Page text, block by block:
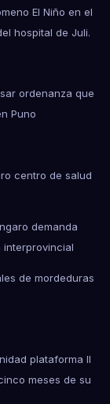
El Niño en el
hospital de Juli.
ordenanza que
Puno
centro de salud
demanda
de mordeduras
plataforma II
meses de su